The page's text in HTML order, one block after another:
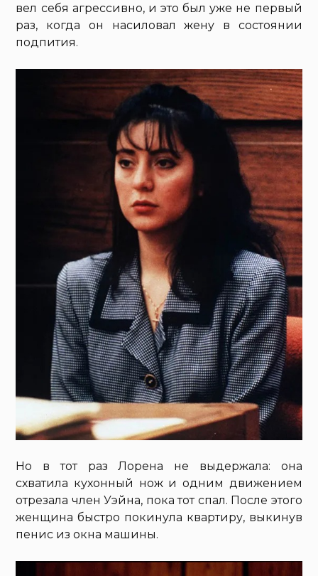
вел себя агрессивно, и это был уже не первый
раз, когда он насиловал жену в состоянии
подпития.
Но в тот раз Лорена не выдержала: она
схватила кухонный нож и одним движением
отрезала член Уэйна, пока тот спал. После этого
женщина быстро покинула квартиру, выкинув
пенис из окна машины.